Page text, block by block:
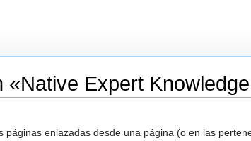
Expert
páginas enlazadas desde una página (o en las